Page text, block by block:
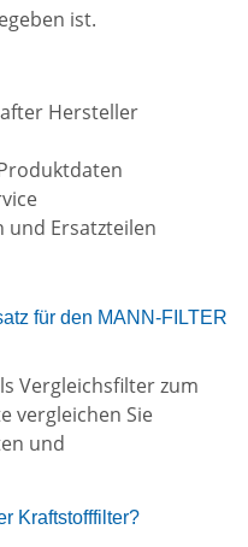
ist.
Hersteller
und Ersatzteilen
für den MANN-FILTER
Vergleichsfilter zum
vergleichen Sie
und
Kraftstofffilter?